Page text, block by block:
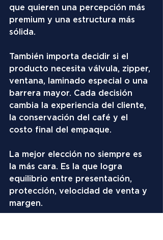
que quieren una percepción más
premium y una estructura más
sólida.
También importa decidir si el
producto necesita válvula, zipper,
ventana, laminado especial o una
barrera mayor. Cada decisión
cambia la experiencia del cliente,
la conservación del café y el
costo final del empaque.
La mejor elección no siempre es
la más cara. Es la que logra
equilibrio entre presentación,
protección, velocidad de venta y
margen.